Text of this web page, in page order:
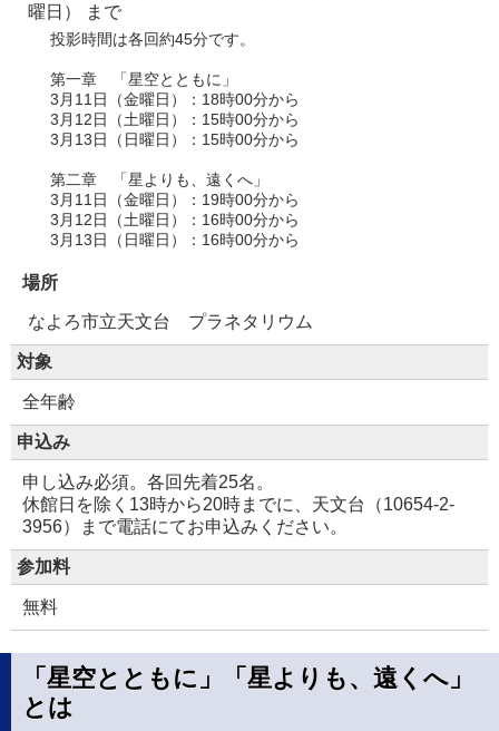
曜日）
まで
投影時間は各回約45分です。
第一章 「星空とともに」
3月11日（金曜日）：18時00分から
3月12日（土曜日）：15時00分から
3月13日（日曜日）：15時00分から
第二章 「星よりも、遠くへ」
3月11日（金曜日）：19時00分から
3月12日（土曜日）：16時00分から
3月13日（日曜日）：16時00分から
場所
なよろ市立天文台 プラネタリウム
対象
全年齢
申込み
申し込み必須。各回先着25名。
休館日を除く13時から20時までに、天文台（10654-2-
3956）まで電話にてお申込みください。
参加料
無料
「星空とともに」「星よりも、遠くへ」
とは